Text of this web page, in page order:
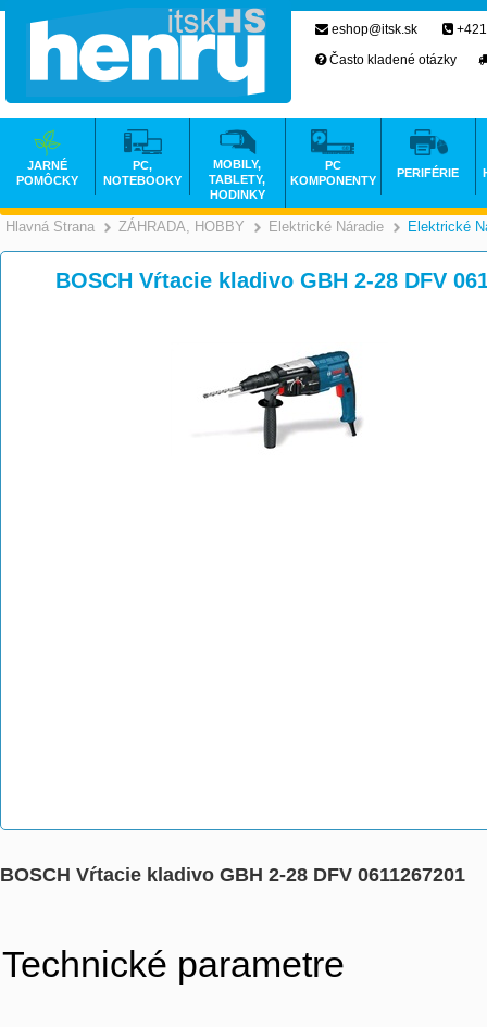
Hlavná Strana >
ZÁHRADA, HOBBY >
Elektrické Náradie Elektrické
BOSCH Vŕtacie kladivo GBH 2-28 DFV
BOSCH Vŕtacie kladivo GBH 2-28 DFV 0611267201
Technické parametre
eshop@itsk.sk
Často kladené otázky
JARNÉ
POMÔCKY
PC,
NOTEBOOKY
MOBILY,
TABLETY,
HODINKY
PC
KOMPONENTY
PERIFÉRIE